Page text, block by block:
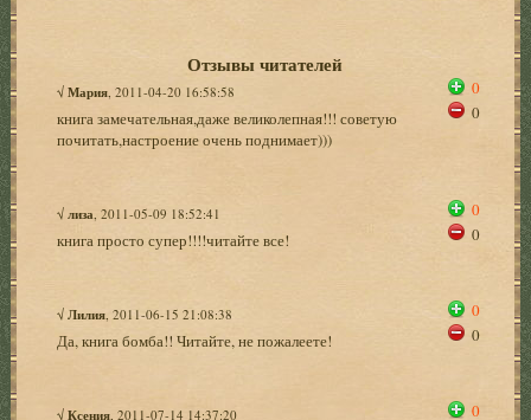
Отзывы читателей
√Мария , 2011-04-20 16:58:58
книга замечательная,даже великолепная!!! советую
почитать,настроение очень поднимает)))
0
0
√ лиза , 2011-05-09 18:52:41
книга просто супер!!!!читайте все!
0
0
√Лилия , 2011-06-15 21:08:38
Да, книга бомба!! Читайте, не пожалеете!
0
0
√Ксения , 2011-07-14 14:37:20 0